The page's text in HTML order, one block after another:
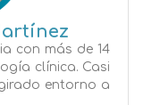
con más de 14
clínica. Casi
entorno a